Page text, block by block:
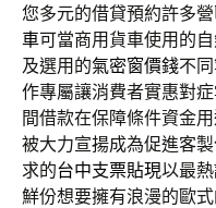
您多元的借貸預約許多
車可當商用貨車使用的
及選用的氣密窗價錢不
作專屬讓消費者實惠對症
間借款在保障條件資金
被大力宣揚成為促進客
求的台中支票貼現以最
鮮份想要擁有浪漫的歐